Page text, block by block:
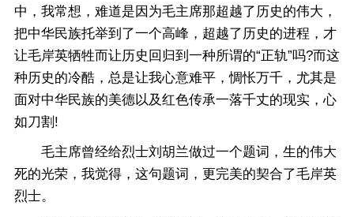
中，我常想，难道是因为毛主席那超越了历史的伟大，
把中华民族托举到了一个高峰，超越了历史的进程，才
让毛岸英牺牲而让历史回归到一种所谓的“正轨”吗?而这
种历史的冷酷，总是让我心意难平，惆怅万千，尤其是
面对中华民族的美德以及红色传承一落千丈的现实，心
如刀割!
毛主席曾经给烈士刘胡兰做过一个题词，生的伟大
死的光荣，我觉得，这句题词，更完美的契合了毛岸英
烈士。